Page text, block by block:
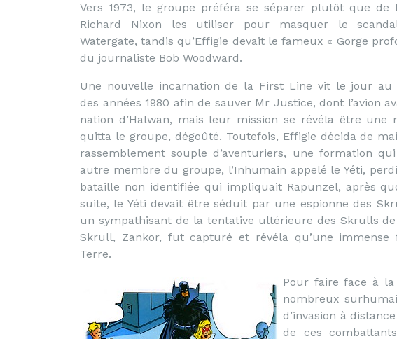
Vers 1973, le groupe préféra se séparer plutôt que de
Richard Nixon les utiliser pour masquer le
Watergate, tandis qu’Effigie devait le fameux « Gorge
du journaliste Bob Woodward.
Une nouvelle incarnation de la First Line vit le jour au
des années 1980 afin de sauver Mr Justice, dont l’avion
nation d’Halwan, mais leur mission se révéla être
quitta le groupe, dégoûté. Toutefois, Effigie décida de
rassemblement souple d’aventuriers, une formation
autre membre du groupe, l’Inhumain appelé le Yéti,
bataille non identifiée qui impliquait Rapunzel, après
suite, le Yéti devait être séduit par une espionne des
un sympathisant de la tentative ultérieure des Skrulls
Skrull, Zankor, fut capturé et révéla qu’une immense
Terre.
Pour faire face à
nombreux
d’invasion à
de ces